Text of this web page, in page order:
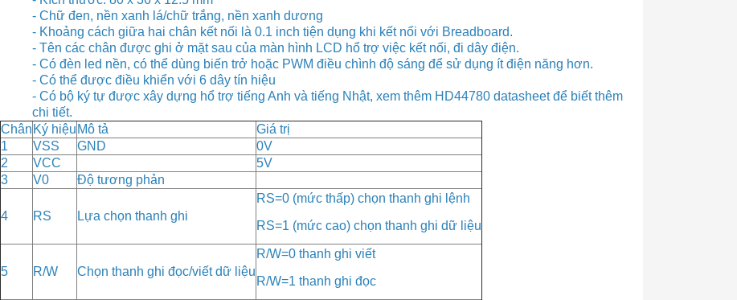
- Chữ đen, nền xanh lá/chữ trắng, nền xanh dương
- Khoảng cách giữa hai chân kết nối là 0.1 inch tiện dụng khi kết nối với Breadboard.
- Tên các chân được ghi ở mặt sau của màn hình LCD hổ trợ việc kết nối, đi dây điện.
- Có đèn led nền, có thể dùng biến trở hoặc PWM điều chình độ sáng để sử dụng ít điện năng hơn.
- Có thể được điều khiển với 6 dây tín hiệu
- Có bộ ký tự được xây dựng hổ trợ tiếng Anh và tiếng Nhật, xem thêm HD44780 datasheet để biết thêm
chi tiết.
Chân Ký hiệu Mô tả
Giá trị
1
VSS GND
0V
2
VCC
5V
3
V0 Độ tương phản
4 RS Lựa chọn thanh ghi
RS=0 (mức thấp) chọn thanh ghi lệnh
RS=1 (mức cao) chọn thanh ghi dữ liệu
5 R/W Chọn thanh ghi đọc/viết dữ liệu
R/W=0 thanh ghi viết
R/W=1 thanh ghi đọc